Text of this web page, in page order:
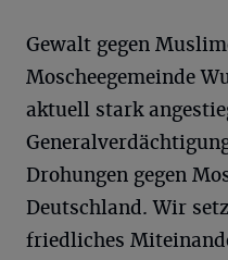
Gewalt gegen
Moscheegemeinde
aktuell stark
Drohungen gegen
Deutschland. Wir
friedliches